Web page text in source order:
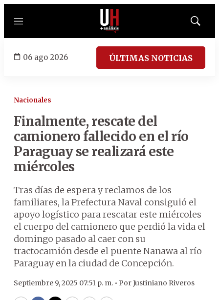
Menú
Mostrar
06 ago 2026 ÚLTIMAS NOTICIAS
Nacionales
Finalmente, rescate del
camionero fallecido en el río
Paraguay se realizará este
miércoles
Tras días de espera y reclamos de los
familiares, la Prefectura Naval consiguió el
apoyo logístico para rescatar este miércoles
el cuerpo del camionero que perdió la vida el
domingo pasado al caer con su
tractocamión desde el puente Nanawa al río
Paraguay en la ciudad de Concepción.
Septiembre 9, 2025 07:51 p. m. • PorJustiniano Riveros